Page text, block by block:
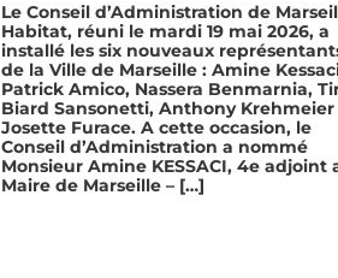
Le Conseil d’Administration de
Habitat, réuni le mardi 19 mai 2026, a
installé les six nouveaux
de la Ville de Marseille : Amine
Patrick Amico, Nassera Benmarnia,
Biard Sansonetti, Anthony
Josette Furace. A cette occasion, le
Conseil d’Administration a nommé
Monsieur Amine KESSACI, 4e adjoint
Maire de Marseille – […]